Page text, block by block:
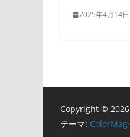
2025年4月14日
Copyright © 2026
テーマ: ColorMag